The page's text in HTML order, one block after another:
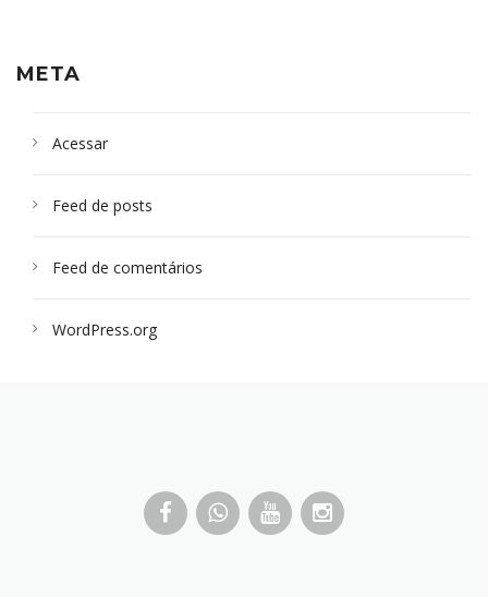
META
Acessar
Feed de posts
Feed de comentários
WordPress.org